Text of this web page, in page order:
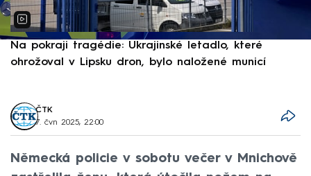
Na pokraji tragédie: Ukrajinské letadlo, které
ohrožoval v Lipsku dron, bylo naložené municí
ČTK
7. čvn 2025, 22:00
Německá policie v sobotu večer v Mnichově